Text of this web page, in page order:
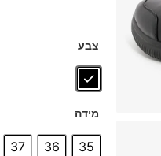
צבע
מידה
35
36
37